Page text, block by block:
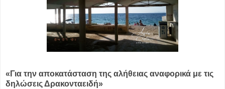
«Για την αποκατάσταση της αλήθειας αναφορικά με τις
δηλώσεις Δρακονταειδή»